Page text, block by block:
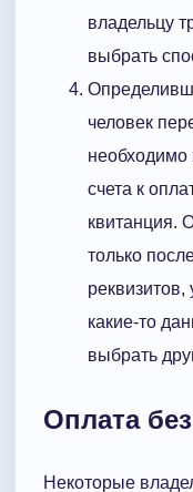
владельцу
выбрать
человек
необходимо
счета к
квитанция.
только
какие-то
выбрать
Оплата
Некоторые